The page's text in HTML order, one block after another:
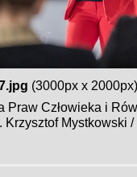
(3000px x
Praw Człowieka i
Krzysztof Mystkowski /